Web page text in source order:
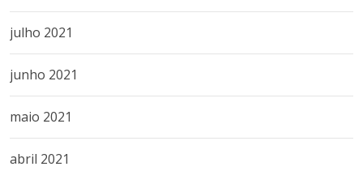
julho 2021
junho 2021
maio 2021
abril 2021